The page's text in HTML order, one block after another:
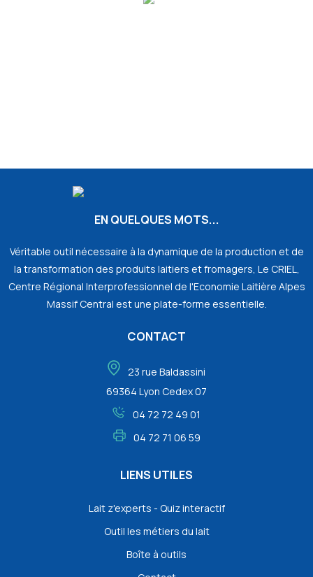
EN QUELQUES MOTS...
Véritable outil nécessaire à la dynamique de la production et de
la transformation des produits laitiers et fromagers, Le CRIEL,
Centre Régional Interprofessionnel de l'Economie Laitière Alpes
Massif Central est une plate-forme essentielle.
CONTACT
23 rue Baldassini
69364 Lyon Cedex 07
04 72 72 49 01
04 72 71 06 59
LIENS UTILES
Lait z'experts - Quiz interactif
Outil les métiers du lait
Boîte à outils